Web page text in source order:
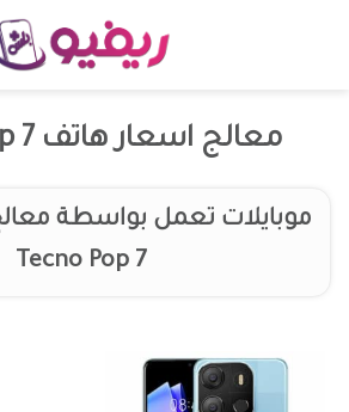
معالج اسعار هاتف Tecno Pop 7
موبايلات تعمل بواسطة
Tecno Pop 7